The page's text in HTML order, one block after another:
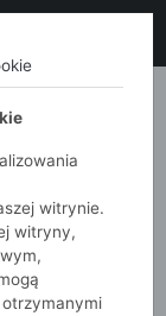
witrynie.
witryny,